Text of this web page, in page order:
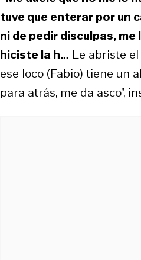
tuve que enterar por un
ni de pedir disculpas,
hiciste la h… Le abriste
ese loco (Fabio) tiene un
para atrás, me da asco”,